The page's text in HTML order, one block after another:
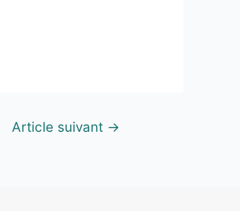
Article suivant →